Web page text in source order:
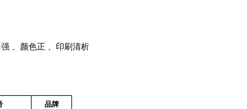
、颜色正 、印刷清析
品牌